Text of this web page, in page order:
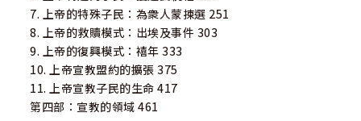
7. 上帝的特殊子民：為衆人蒙揀選 251
8. 上帝的救贖模式：出埃及事件 303
9. 上帝的復興模式：禧年 333
10. 上帝宣教盟約的擴張 375
11. 上帝宣教子民的生命 417
第四部：宣教的領域 461